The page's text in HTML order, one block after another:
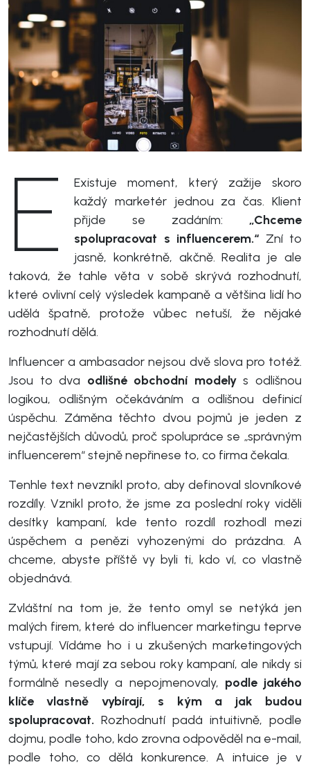
E
Existuje moment, který zažije skoro
každý marketér jednou za čas. Klient
přijde se zadáním: „Chceme
spolupracovat s influencerem.“ Zní to
jasně, konkrétně, akčně. Realita je ale
taková, že tahle věta v sobě skrývá rozhodnutí,
které ovlivní celý výsledek kampaně a většina lidí ho
udělá špatně, protože vůbec netuší, že nějaké
rozhodnutí dělá.
Influencer a ambasador nejsou dvě slova pro totéž.
Jsou to dva odlišné obchodní modelys odlišnou
logikou, odlišným očekáváním a odlišnou definicí
úspěchu. Záměna těchto dvou pojmů je jeden z
nejčastějších důvodů, proč spolupráce se „správným
influencerem“ stejně nepřinese to, co firma čekala.
Tenhle text nevznikl proto, aby definoval slovníkové
rozdíly. Vznikl proto, že jsme za poslední roky viděli
desítky kampaní, kde tento rozdíl rozhodl mezi
úspěchem a penězi vyhozenými do prázdna. A
chceme, abyste příště vy byli ti, kdo ví, co vlastně
objednává.
Zvláštní na tom je, že tento omyl se netýká jen
malých firem, které do influencer marketingu teprve
vstupují. Vídáme ho i u zkušených marketingových
týmů, které mají za sebou roky kampaní, ale nikdy si
formálně nesedly a nepojmenovaly, podle jakého
klíče vlastně vybírají, s kým a jak budou
spolupracovat. Rozhodnutí padá intuitivně, podle
dojmu, podle toho, kdo zrovna odpověděl na e-mail,
podle toho, co dělá konkurence. A intuice je v